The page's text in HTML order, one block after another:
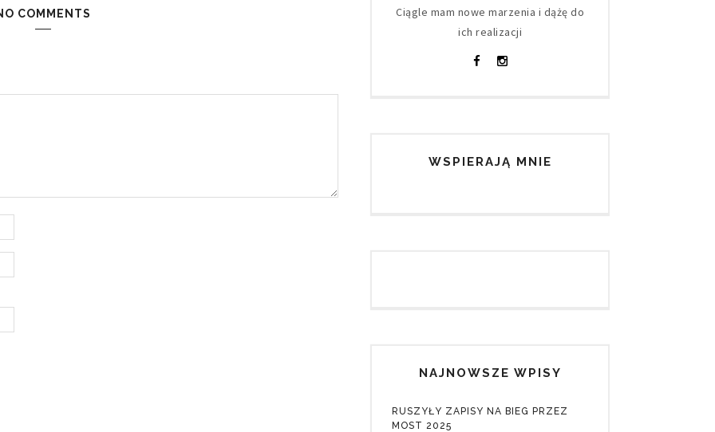
COMMENTS
Ciągle mam nowe marzenia i dążę do
ich realizacji
WSPIERAJĄ MNIE
NAJNOWSZE WPISY
RUSZYŁY ZAPISY NA BIEG PRZEZ
MOST 2025